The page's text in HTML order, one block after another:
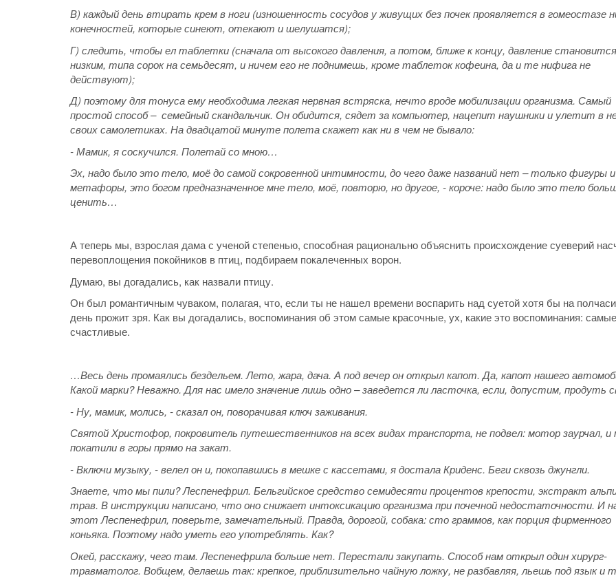
В) каждый день втирать крем в ноги (изношенность сосудов у живущих без почек проявляется в гомеостазе
конечностей, которые синеют, отекают и шелушатся);
Г) следить, чтобы ел таблетки (сначала от высокого давления, а потом, ближе к концу, давление становится
низким, типа сорок на семьдесят, и ничем его не поднимешь, кроме таблеток кофеина, да и те нифига не
действуют);
Д) поэтому для тонуса ему необходима легкая нервная встряска, нечто вроде мобилизации организма. Самый
простой способ – семейный скандальчик. Он обидится, сядет за компьютер, нацепит наушники и улетит в
своих самолетиках. На двадцатой минуте полета скажет как ни в чем не бывало:
- Мамик, я соскучился. Полетай со мною…
Эх, надо было это тело, моё до самой сокровенной интимности, до чего даже названий нет – только фигуры и
метафоры, это богом предназначенное мне тело, моё, повторю, но другое, - короче: надо было это тело
ценить…
А теперь мы, взрослая дама с ученой степенью, способная рационально объяснить происхождение суеверий
перевоплощения покойников в птиц, подбираем покалеченных ворон.
Думаю, вы догадались, как назвали птицу.
Он был романтичным чуваком, полагая, что, если ты не нашел времени воспарить над суетой хотя бы на
день прожит зря. Как вы догадались, воспоминания об этом самые красочные, ух, какие это воспоминания: самые
счастливые.
…Весь день промаялись бездельем. Лето, жара, дача. А под вечер он открыл капот. Да, капот нашего
Какой марки? Неважно. Для нас имело значение лишь одно – заведется ли ласточка, если, допустим, продуть
- Ну, мамик, молись, - сказал он, поворачивая ключ заживания.
Святой Христофор, покровитель путешественников на всех видах транспорта, не подвел: мотор заурчал,
покатили в горы прямо на закат.
- Включи музыку, - велел он и, покопавшись в мешке с кассетами, я достала Криденс. Беги сквозь джунгли.
Знаете, что мы пили? Леспенефрил. Бельгийское средство семидесяти процентов крепости, экстракт
трав. В инструкции написано, что оно снижает интоксикацию организма при почечной недостаточности. И
этот Леспенефрил, поверьте, замечательный. Правда, дорогой, собака: сто граммов, как порция фирменного
коньяка. Поэтому надо уметь его употреблять. Как?
Окей, расскажу, чего там. Леспенефрила больше нет. Перестали закупать. Способ нам открыл один хирург-
травматолог. Вобщем, делаешь так: крепкое, приблизительно чайную ложку, не разбавляя, льешь под язык и